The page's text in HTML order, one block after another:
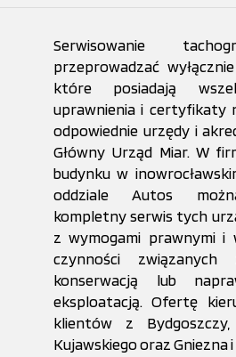
Serwisowanie
przeprowadzać
które posiadają
uprawnienia i certyfikaty
odpowiednie urzędy i
Główny Urząd Miar. W
budynku w
oddziale Autos
kompletny serwis tych
z wymogami prawnymi i
czynności
konserwacją lub
eksploatacją. Ofertę
klientów z
Kujawskiego oraz Gniezna i